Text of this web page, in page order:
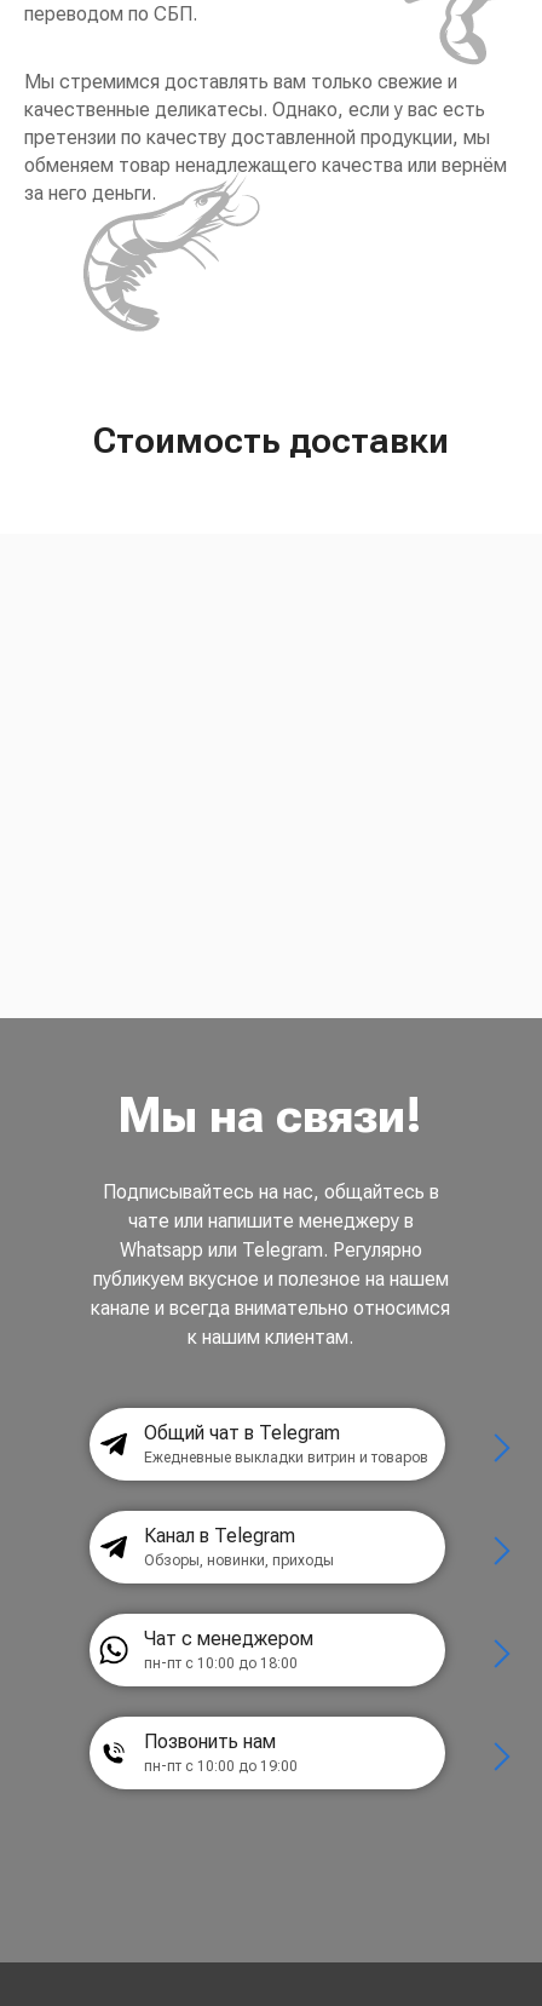
переводом по СБП.
Мы стремимся доставлять вам только свежие и
качественные деликатесы. Однако, если у вас есть
претензии по качеству доставленной продукции, мы
обменяем товар ненадлежащего качества или вернём
за него деньги.
Стоимость доставки
Мы на связи!
Подписывайтесь на нас, общайтесь в
чате или напишите менеджеру в
Whatsapp или Telegram. Регулярно
публикуем вкусное и полезное на нашем
канале и всегда внимательно относимся
к нашим клиентам.
Общий чат в Telegram
Ежедневные выкладки витрин и товаров
Канал в Telegram
Обзоры, новинки, приходы
Чат с менеджером
пн-пт с 10:00 до 18:00
Позвонить нам
пн-пт с 10:00 до 19:00